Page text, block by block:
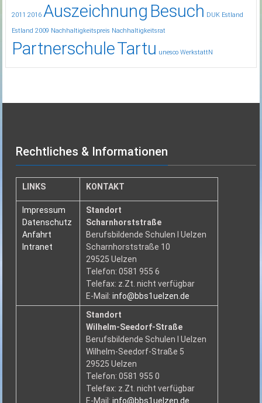
2011 2016 Auszeichnung Besuch DUK Estland
Estland 2009 Nachhaltigkeitspreis Nachhaltigkeitsrat
PartnerschuleTartu unesco WerkstattN
Rechtliches & Informationen
LINKS KONTAKT
Impressum
Datenschutz
Anfahrt
Intranet
Standort
Scharnhorststraße
Berufsbildende Schulen I Uelzen
Scharnhorststraße 10
29525 Uelzen
Telefon: 0581 955 6
Telefax: z.Zt. nicht verfügbar
E-Mail:info@bbs1uelzen.de
Standort
Wilhelm-Seedorf-Straße
Berufsbildende Schulen I Uelzen
Wilhelm-Seedorf-Straße 5
29525 Uelzen
Telefon: 0581 955 0
Telefax: z.Zt. nicht verfügbar
E-Mail:info@bbs1uelzen.de